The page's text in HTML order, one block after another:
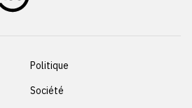
Politique
Société